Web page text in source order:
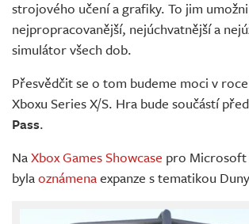
strojového učení a grafiky. To jim
nejpropracovanější, nejúchvatnější a
simulátor všech dob.
Přesvědčit se o tom budeme moci v
Xboxu Series X/S. Hra bude součástí
Pass.
NaXbox Games Showcase pro
bylaoznámenaexpanze s tematikou